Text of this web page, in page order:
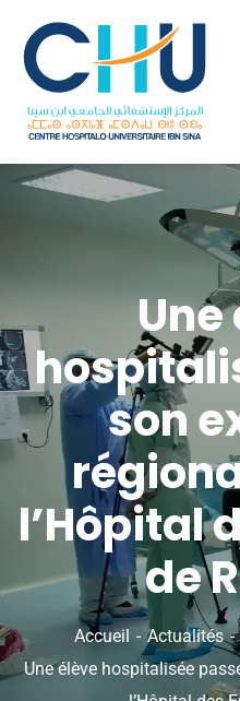
Une
son
l’Hôpital
de
Accueil Actualités
Une élève hospitalisée